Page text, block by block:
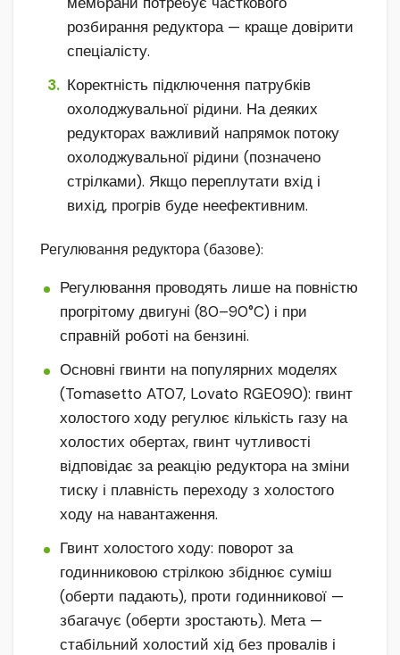
розбирання редуктора — краще довірити
спеціалісту.
Коректність підключення патрубків
охолоджувальної рідини. На деяких
редукторах важливий напрямок потоку
охолоджувальної рідини (позначено
стрілками). Якщо переплутати вхід і
вихід, прогрів буде неефективним.
Регулювання редуктора (базове):
Регулювання проводять лише на повністю
прогрітому двигуні (80–90°C) і при
справній роботі на бензині.
Основні гвинти на популярних моделях
(Tomasetto AT07, Lovato RGE090): гвинт
холостого ходу регулює кількість газу на
холостих обертах, гвинт чутливості
відповідає за реакцію редуктора на зміни
тиску і плавність переходу з холостого
ходу на навантаження.
Гвинт холостого ходу: поворот за
годинниковою стрілкою збіднює суміш
(оберти падають), проти годинникової —
збагачує (оберти зростають). Мета —
стабільний холостий хід без провалів і